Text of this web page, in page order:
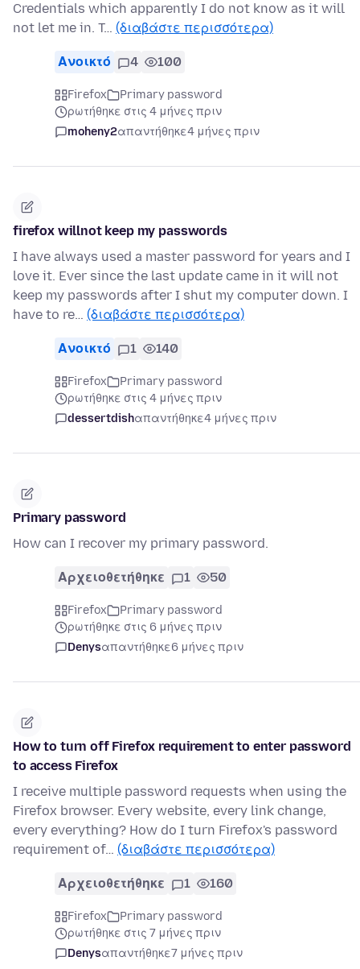
Credentials which apparently I do not know as it will
not let me in. T… (διαβάστε περισσότερα)
Ανοικτό 4 100
Firefox
Primary password
ρωτήθηκε στις 4 μήνες πριν
moheny2απαντήθηκε4 μήνες πριν
firefox willnot keep my passwords
I have always used a master password for years and I
love it. Ever since the last update came in it will not
keep my passwords after I shut my computer down. I
have to re… (διαβάστε περισσότερα)
Ανοικτό 1 140
Firefox
Primary password
ρωτήθηκε στις 4 μήνες πριν
dessertdishαπαντήθηκε4 μήνες πριν
Primary password
How can I recover my primary password.
Αρχειοθετήθηκε 1 50
Firefox
Primary password
ρωτήθηκε στις 6 μήνες πριν
Denysαπαντήθηκε6 μήνες πριν
How to turn off Firefox requirement to enter password
to access Firefox
I receive multiple password requests when using the
Firefox browser. Every website, every link change,
every everything? How do I turn Firefox's password
requirement of… (διαβάστε περισσότερα)
Αρχειοθετήθηκε 1 160
Firefox
Primary password
ρωτήθηκε στις 7 μήνες πριν
Denysαπαντήθηκε7 μήνες πριν